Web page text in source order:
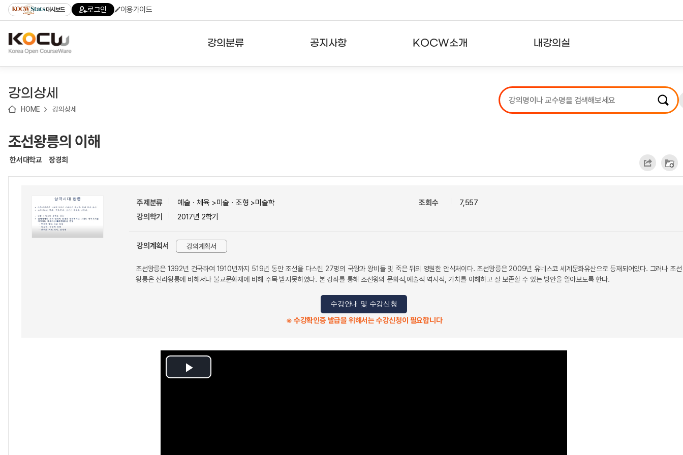
기
기
기
content)
가
대시보드 로그인 이용가이드
강의분류 공지사항 KOCW소개 내강의실
강의리스트
수강확인증강의
강의상세
HOME 강의상세
조선왕릉의 이해
한서대학교 장경희
주제분류
예술ㆍ체육 >미술ㆍ조형 >미술학
강의학기
2017년 2학기
조회수 7,557
강의계획서 강의계획서
조선왕릉은 1392년 건국하여 1910년까지 519년 동안 조선을 다스린 27명의 국왕과 왕비들 및 죽은 뒤의 영원한 안식처이다. 조선왕릉은 2009년 유네스코 세계문화유산으로 등재되어있다. 그러나 조선
왕릉은 신라왕릉에 비해서나 불교문화재에 비해 주목 받지못하였다. 본 강좌를 통해 조선왕의 문화적,예술적 역시적, 가치를 이해하고 잘 보존할 수 있는 방안을 알아보도록 한다.
수강안내 및 수강신청
※ 수강확인증 발급을 위해서는 수강신청이 필요합니다
Play